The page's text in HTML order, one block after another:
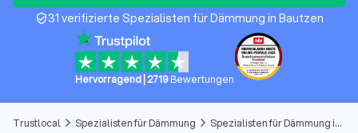
verified_user31 verifizierte Spezialisten für Dämmung in Bautzen
Hervorragend 2719Bewertungen
Trustlocal arrow_forward_ios Spezialisten für Dämmung arrow_forward_ios Spezialisten für Dämmung in Bautzen